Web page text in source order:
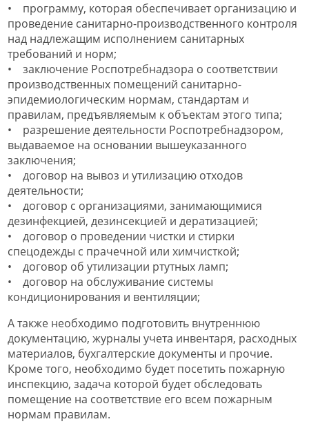
• программу, которая обеспечивает организацию и
проведение санитарно-производственного контроля
над надлежащим исполнением санитарных
требований и норм;
• заключение Роспотребнадзора о соответствии
производственных помещений санитарно-
эпидемиологическим нормам, стандартам и
правилам, предъявляемым к объектам этого типа;
• разрешение деятельности Роспотребнадзором,
выдаваемое на основании вышеуказанного
заключения;
• договор на вывоз и утилизацию отходов
деятельности;
• договор с организациями, занимающимися
дезинфекцией, дезинсекцией и дератизацией;
• договор о проведении чистки и стирки
спецодежды с прачечной или химчисткой;
• договор об утилизации ртутных ламп;
• договор на обслуживание системы
кондиционирования и вентиляции;
А также необходимо подготовить внутреннюю
документацию, журналы учета инвентаря, расходных
материалов, бухгалтерские документы и прочие.
Кроме того, необходимо будет посетить пожарную
инспекцию, задача которой будет обследовать
помещение на соответствие его всем пожарным
нормам правилам.